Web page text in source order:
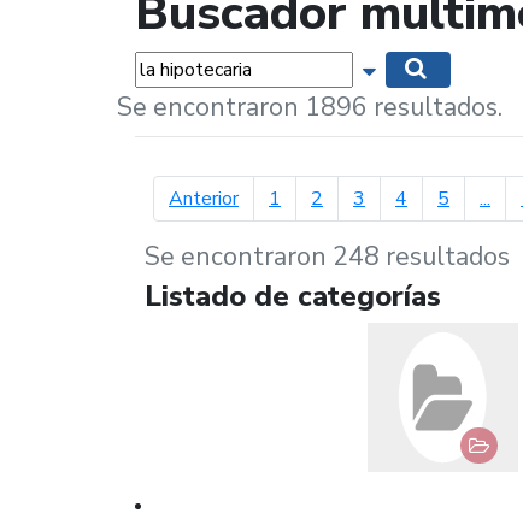
Buscador
Palabras... Mostrar
Se encontraron 1896 resultados.
Anteriorpágina anterior
1 2 3 4 5 ...
Se encontraron 248 resultados
Listado de categorías